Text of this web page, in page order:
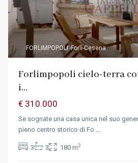
FORLIMPOPOLI Forlì-Cesena
Forlimpopoli cielo-terra
i...
€ 310.000
Se sognate una casa unica nel suo
pieno centro storico di Fo ...
3 3 180 m2